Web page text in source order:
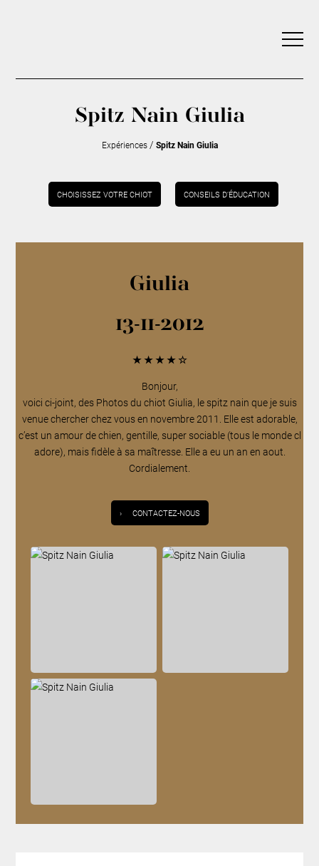
Spitz Nain Giulia
Expériences/ Spitz Nain Giulia
CHOISISSEZ VOTRE CHIOT CONSEILS D’ÉDUCATION
Giulia
13-11-2012
★★★★☆
Bonjour,
voici ci-joint, des Photos du chiot Giulia, le spitz nain que je suis
venue chercher chez vous en novembre 2011. Elle est adorable,
c’est un amour de chien, gentille, super sociable (tous le monde cl
adore), mais fidèle à sa maîtresse. Elle a eu un an en aout.
Cordialement.
› CONTACTEZ-NOUS